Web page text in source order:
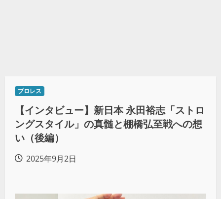
プロレス
【インタビュー】新日本 永田裕志「ストロ
ングスタイル」の真髄と棚橋弘至戦への想
い（後編）
2025年9月2日